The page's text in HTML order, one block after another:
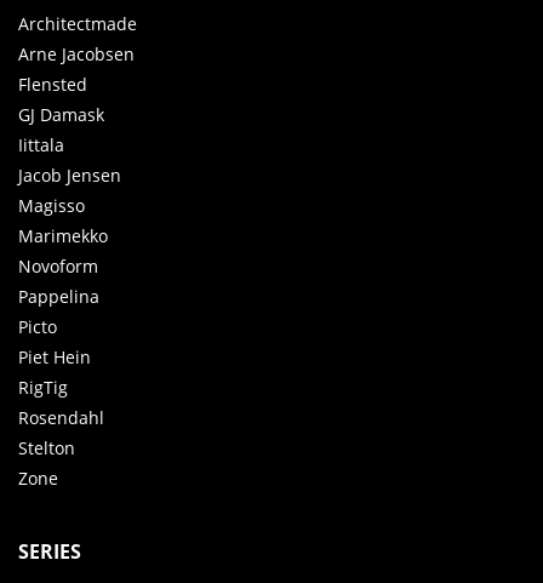
Architectmade
Arne Jacobsen
Flensted
GJ Damask
Iittala
Jacob Jensen
Magisso
Marimekko
Novoform
Pappelina
Picto
Piet Hein
RigTig
Rosendahl
Stelton
Zone
SERIES